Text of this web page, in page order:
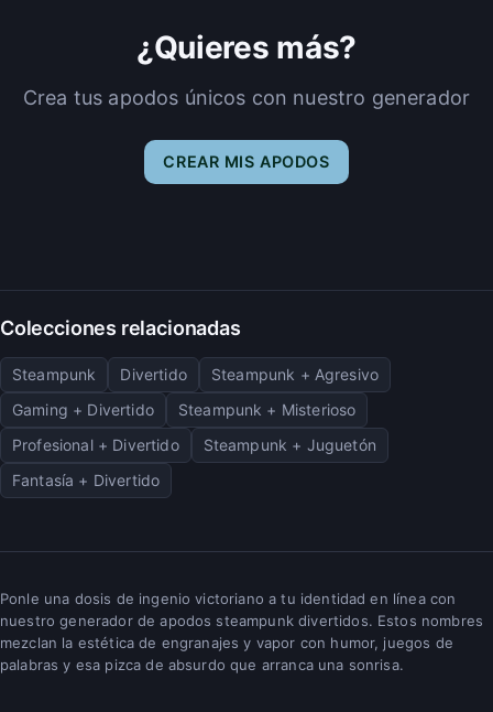
¿Quieres más?
Crea tus apodos únicos con nuestro generador
CREAR MIS APODOS
Colecciones relacionadas
Steampunk Divertido
Steampunk + Agresivo
Gaming + Divertido
Steampunk + Misterioso
Profesional + Divertido
Steampunk + Juguetón
Fantasía + Divertido
Ponle una dosis de ingenio victoriano a tu identidad en línea con
nuestro generador de apodos steampunk divertidos. Estos nombres
mezclan la estética de engranajes y vapor con humor, juegos de
palabras y esa pizca de absurdo que arranca una sonrisa.